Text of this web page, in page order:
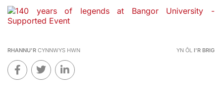
RHANNU'R CYNNWYS HWN YN ÔL I'R BRIG